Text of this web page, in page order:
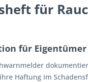
für
für
Haftung im